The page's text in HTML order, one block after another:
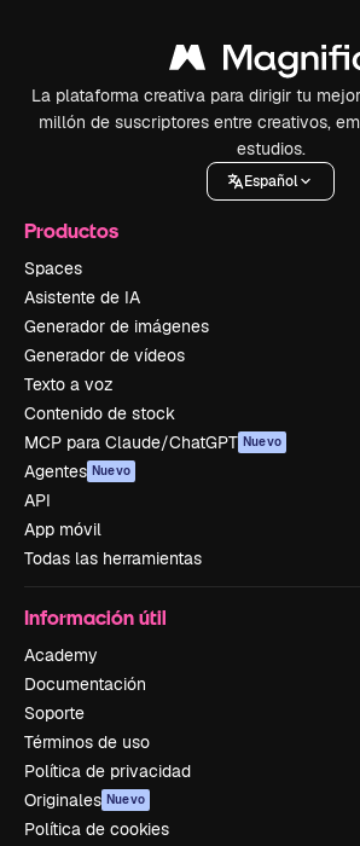
La plataforma creativa para dirigir tu
millón de suscriptores entre creativos,
estudios.
Español
Productos
Spaces
Asistente de IA
Generador de imágenes
Generador de vídeos
Texto a voz
Contenido de stock
MCP para Claude/ChatGPT Nuevo
Agentes Nuevo
API
App móvil
Todas las herramientas
Información útil
Academy
Documentación
Soporte
Términos de uso
Política de privacidad
Originales Nuevo
Política de cookies